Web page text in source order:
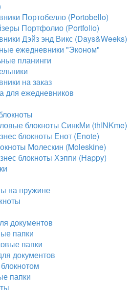
Портобелло (Portobello)
Портфолио (Portfolio)
Дэйз энд Викс (Days&Weeks)
ежедневники "Эконом"
планинги
на заказ
для ежедневников
блокноты СинкМи (thINKme)
блокноты Енот (Enote)
Молескин (Moleskine)
блокноты Хэппи (Happy)
на пружине
документов
папки
папки
документов
папки